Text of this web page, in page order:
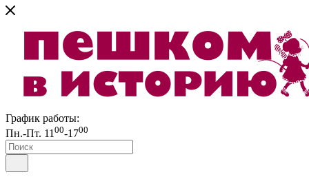
График работы:
Пн.-Пт. 11 00-1700